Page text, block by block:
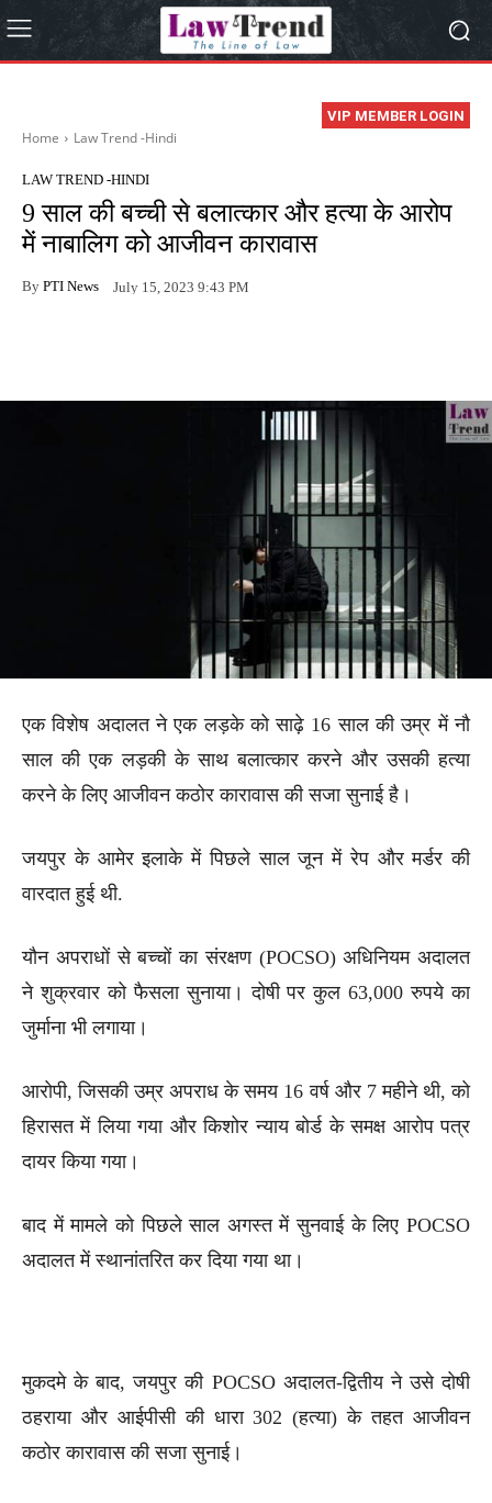
VIP MEMBER LOGIN
Home Law Trend -Hindi
LAW TREND -HINDI
9 साल की बच्ची से बलात्कार और हत्या के आरोप
में नाबालिग को आजीवन कारावास
By PTI News July 15, 2023 9:43 PM
एक विशेष अदालत ने एक लड़के को साढ़े 16 साल की उम्र में नौ
साल की एक लड़की के साथ बलात्कार करने और उसकी हत्या
करने के लिए आजीवन कठोर कारावास की सजा सुनाई है।
जयपुर के आमेर इलाके में पिछले साल जून में रेप और मर्डर की
वारदात हुई थी.
यौन अपराधों से बच्चों का संरक्षण (POCSO) अधिनियम अदालत
ने शुक्रवार को फैसला सुनाया। दोषी पर कुल 63,000 रुपये का
जुर्माना भी लगाया।
आरोपी, जिसकी उम्र अपराध के समय 16 वर्ष और 7 महीने थी, को
हिरासत में लिया गया और किशोर न्याय बोर्ड के समक्ष आरोप पत्र
दायर किया गया।
बाद में मामले को पिछले साल अगस्त में सुनवाई के लिए POCSO
अदालत में स्थानांतरित कर दिया गया था।
मुकदमे के बाद, जयपुर की POCSO अदालत-द्वितीय ने उसे दोषी
ठहराया और आईपीसी की धारा 302 (हत्या) के तहत आजीवन
कठोर कारावास की सजा सुनाई।